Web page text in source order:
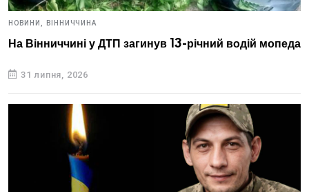
НОВИНИ, ВІННИЧЧИНА
На Вінниччині у ДТП загинув 13-річний водій мопеда
31 липня, 2026